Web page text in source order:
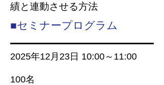
績と連動させる方法
■セミナープログラム
2025年12月23 日 10:00～11:00
100名